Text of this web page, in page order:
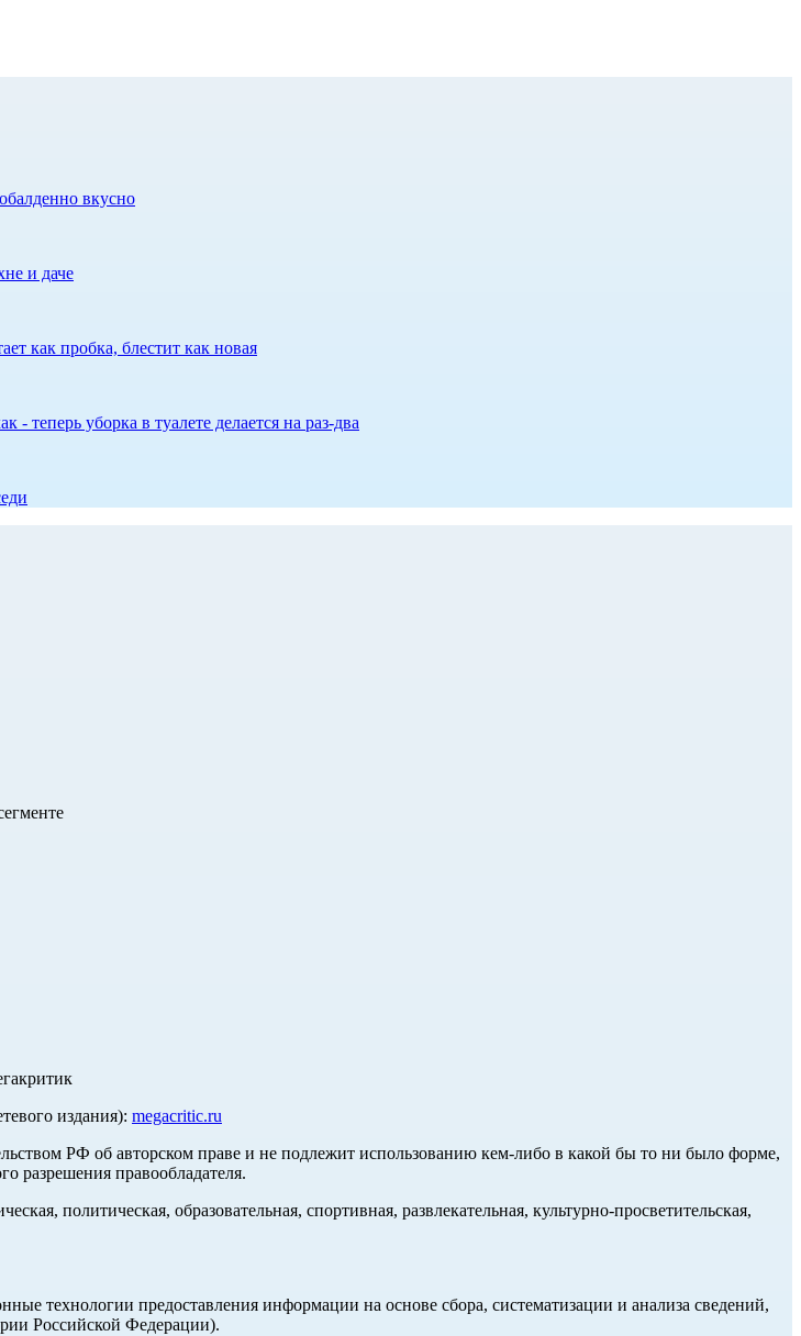
вкусно
и даче
как пробка, блестит как новая
теперь уборка в туалете делается на раз-два
издания): megacritic.ru
РФ об авторском праве и не подлежит использованию кем-либо в какой бы то ни было форме,
разрешения правообладателя.
политическая, образовательная, спортивная, развлекательная, культурно-просветительская,
технологии предоставления информации на основе сбора, систематизации и анализа сведений,
Российской Федерации).